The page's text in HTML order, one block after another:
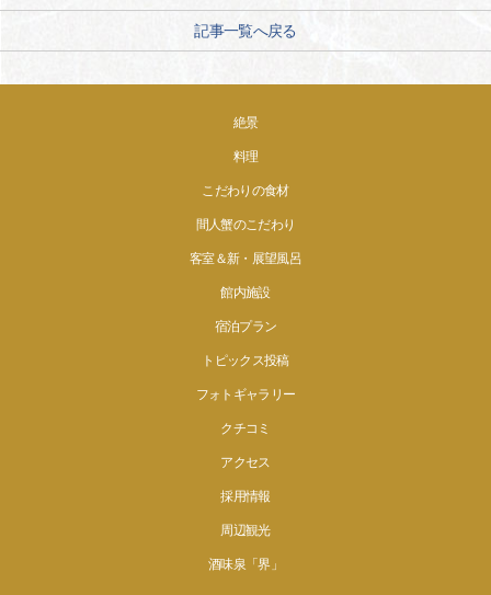
記事一覧へ戻る
絶景
料理
こだわりの食材
間人蟹のこだわり
客室＆新・展望風呂
館内施設
宿泊プラン
トピックス投稿
フォトギャラリー
クチコミ
アクセス
採用情報
周辺観光
酒味泉「界」